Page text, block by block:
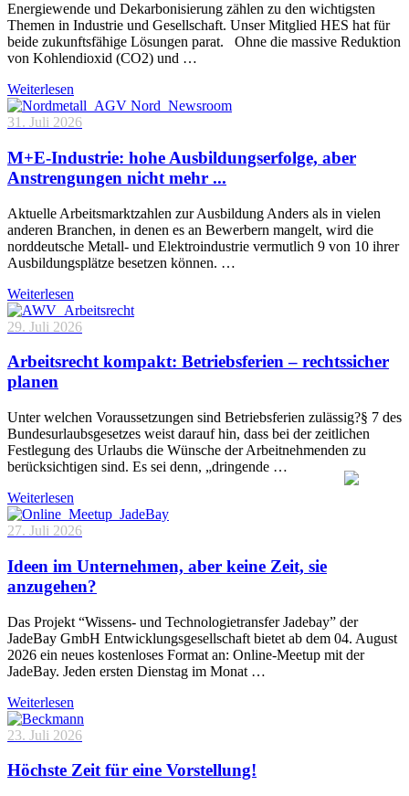
Energiewende und Dekarbonisierung zählen zu den wichtigsten
Themen in Industrie und Gesellschaft. Unser Mitglied HES hat für
beide zukunftsfähige Lösungen parat. Ohne die massive Reduktion
von Kohlendioxid (CO2) und …
Weiterlesen
31. Juli 2026
M+E-Industrie: hohe Ausbildungserfolge, aber
Anstrengungen nicht mehr ...
Aktuelle Arbeitsmarktzahlen zur Ausbildung Anders als in vielen
anderen Branchen, in denen es an Bewerbern mangelt, wird die
norddeutsche Metall- und Elektroindustrie vermutlich 9 von 10 ihrer
Ausbildungsplätze besetzen können. …
Weiterlesen
29. Juli 2026
Arbeitsrecht kompakt: Betriebsferien – rechtssicher
planen
Unter welchen Voraussetzungen sind Betriebsferien zulässig?§ 7 des
Bundesurlaubsgesetzes weist darauf hin, dass bei der zeitlichen
Festlegung des Urlaubs die Wünsche der Arbeitnehmenden zu
berücksichtigen sind. Es sei denn, „dringende …
Weiterlesen
27. Juli 2026
Ideen im Unternehmen, aber keine Zeit, sie
anzugehen?
Das Projekt “Wissens- und Technologietransfer Jadebay” der
JadeBay GmbH Entwicklungsgesellschaft bietet ab dem 04. August
2026 ein neues kostenloses Format an: Online-Meetup mit der
JadeBay. Jeden ersten Dienstag im Monat …
Weiterlesen
23. Juli 2026
Höchste Zeit für eine Vorstellung!